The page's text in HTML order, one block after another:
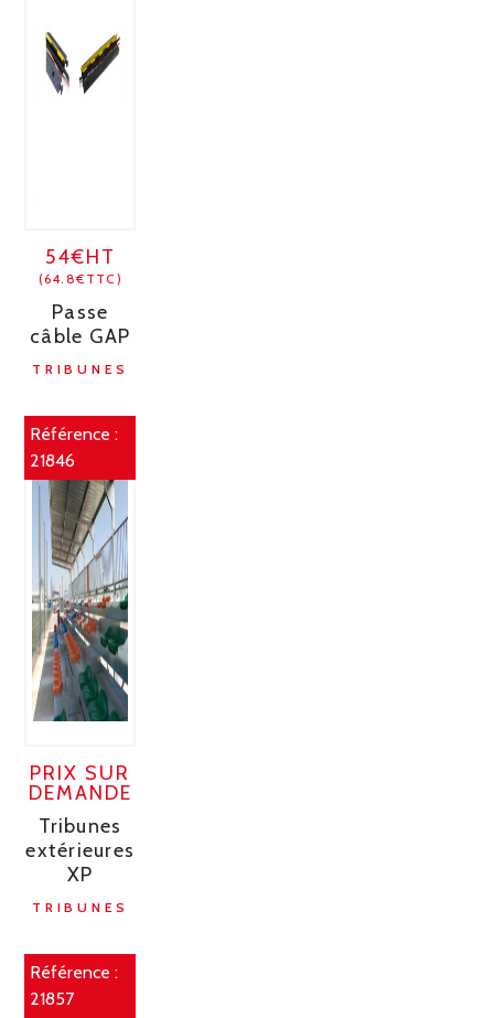
54€HT
(64.8€TTC)
Passe
câble GAP
TRIBUNES
Référence :
21846
PRIX SUR
DEMANDE
Tribunes
extérieures
XP
TRIBUNES
Référence :
21857